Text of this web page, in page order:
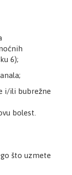
6);
i/ili bubrežne
bolest.
što uzmete